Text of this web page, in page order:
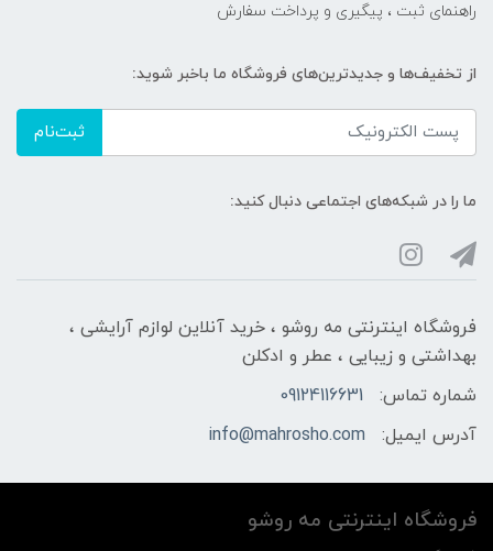
راهنمای ثبت ، پیگیری و پرداخت سفارش
از تخفیف‌ها و جدیدترین‌های فروشگاه ما باخبر شوید:
ثبت‌نام
ما را در شبکه‌های اجتماعی دنبال کنید:
فروشگاه اینترنتی مه‌ رو‌شو ، خرید آنلاین لوازم آرایشی ،
بهداشتی و زیبایی ، عطر و ادکلن
شماره تماس:
09124116631
آدرس ایمیل:
info@mahrosho.com
فروشگاه اینترنتی مه‌ رو‌شو